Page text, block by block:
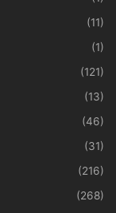
(11)
(1)
(121)
(13)
(46)
(31)
(216)
(268)